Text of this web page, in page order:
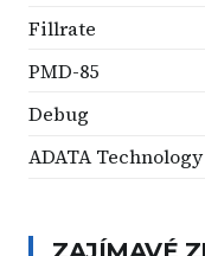
Fillrate
PMD-85
Debug
ADATA Technology